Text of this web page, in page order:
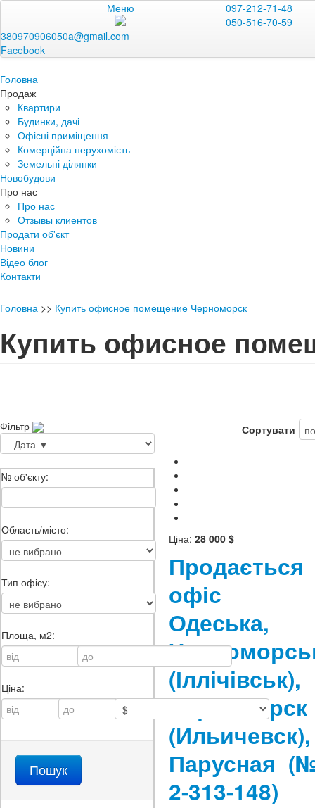
Меню
097-212-71-48
050-516-70-59
380970906050a@gmail.com
Facebook
Головна
Продаж
Квартири
Будинки, дачі
Офісні приміщення
Комерційна нерухомість
Земельні ділянки
Новобудови
Про нас
Про нас
Отзывы клиентов
Продати об'єкт
Новини
Відео блог
Контакти
Головна >> Купить офисное помещение Черноморск
Купить офисное
Фільтр
№ об'єкту:
Область/місто:
Тип офісу:
Площа, м2:
Ціна:
Сортувати
Ціна: 28 000 $
Продається
офіс
Одеська,
(Іллічівськ),
Черноморск
(Ильичевск),
Парусная
2-313-148)